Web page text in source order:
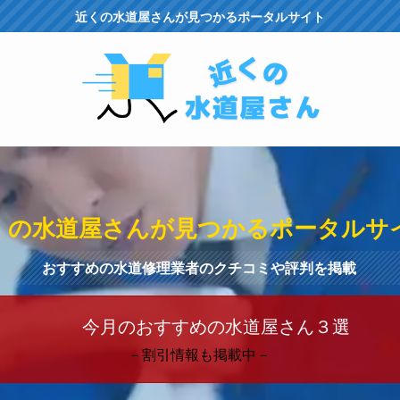
近くの水道屋さんが見つかるポータルサイト
の水道屋さんが見つかるポータルサ
おすすめの水道修理業者のクチコミや評判を掲載
今月のおすすめの水道屋さん３選
－割引情報も掲載中－